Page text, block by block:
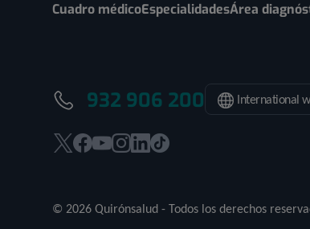
Cuadro médicoEspecialidadesÁrea
932 906 200 International
se se se se
una
© 2026 Quirónsalud - Todos los derechos